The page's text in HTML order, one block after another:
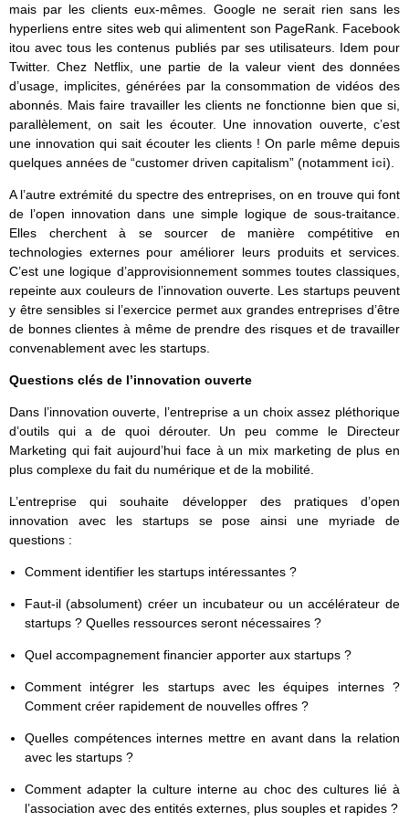
mais par les clients eux-mêmes. Google ne serait rien sans les
hyperliens entre sites web qui alimentent son PageRank. Facebook
itou avec tous les contenus publiés par ses utilisateurs. Idem pour
Twitter. Chez Netflix, une partie de la valeur vient des données
d’usage, implicites, générées par la consommation de vidéos des
abonnés. Mais faire travailler les clients ne fonctionne bien que si,
parallèlement, on sait les écouter. Une innovation ouverte, c’est
une innovation qui sait écouter les clients ! On parle même depuis
quelques années de “customer driven capitalism” (notamment ici).
A l’autre extrémité du spectre des entreprises, on en trouve qui font
de l’open innovation dans une simple logique de sous-traitance.
Elles cherchent à se sourcer de manière compétitive en
technologies externes pour améliorer leurs produits et services.
C’est une logique d’approvisionnement sommes toutes classiques,
repeinte aux couleurs de l’innovation ouverte. Les startups peuvent
y être sensibles si l’exercice permet aux grandes entreprises d’être
de bonnes clientes à même de prendre des risques et de travailler
convenablement avec les startups.
Questions clés de l’innovation ouverte
Dans l’innovation ouverte, l’entreprise a un choix assez pléthorique
d’outils qui a de quoi dérouter. Un peu comme le Directeur
Marketing qui fait aujourd’hui face à un mix marketing de plus en
plus complexe du fait du numérique et de la mobilité.
L’entreprise qui souhaite développer des pratiques d’open
innovation avec les startups se pose ainsi une myriade de
questions :
Comment identifier les startups intéressantes ?
Faut-il (absolument) créer un incubateur ou un accélérateur de
startups ? Quelles ressources seront nécessaires ?
Quel accompagnement financier apporter aux startups ?
Comment intégrer les startups avec les équipes internes ?
Comment créer rapidement de nouvelles offres ?
Quelles compétences internes mettre en avant dans la relation
avec les startups ?
Comment adapter la culture interne au choc des cultures lié à
l’association avec des entités externes, plus souples et rapides ?